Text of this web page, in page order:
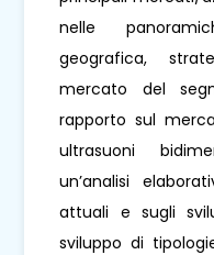
nelle
geografica,
mercato del
rapporto sul
ultrasuoni
un’analisi
attuali e sugli
sviluppo di